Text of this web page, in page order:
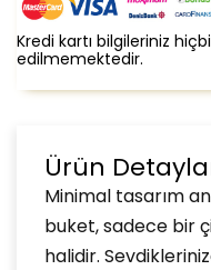
Kredi kartı bilgileriniz
edilmemektedir.
Ürün
Minimal tasarım
buket, sadece bir
halidir.